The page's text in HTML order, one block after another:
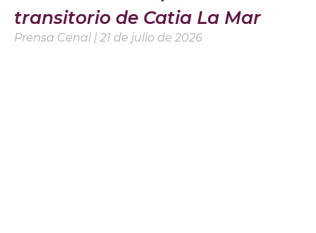
transitorio de Catia La Mar
Prensa Cenal 21 de julio de 2026